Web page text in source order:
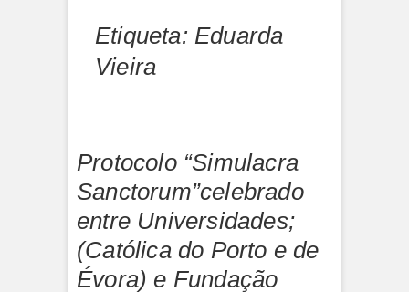
Etiqueta: Eduarda
Vieira
Protocolo “Simulacra
Sanctorum”celebrado
entre Universidades;
(Católica do Porto e de
Évora) e Fundação